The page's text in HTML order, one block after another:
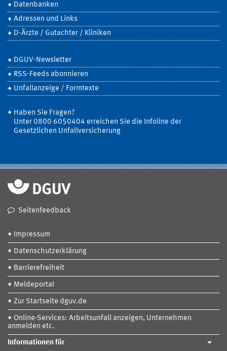
Datenbanken
Adressen und Links
D-Ärzte / Gutachter / Kliniken
DGUV-Newsletter
RSS-Feeds abonnieren
Unfallanzeige / Formtexte
Haben Sie Fragen?
Unter 0800 6050404 erreichen Sie die Infoline der
Gesetzlichen Unfallversicherung
Seitenfeedback
Impressum
Datenschutzerklärung
Barrierefreiheit
Meldeportal
Zur Startseite dguv.de
Online-Services: Arbeitsunfall anzeigen, Unternehmen
anmelden etc.
Informationen für